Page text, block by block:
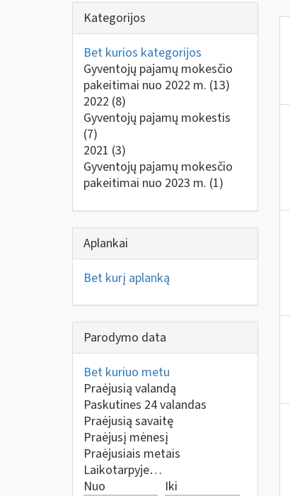
Kategorijos
Bet kurios kategorijos
Gyventojų pajamų mokesčio
pakeitimai nuo 2022 m. (13)
2022 (8)
Gyventojų pajamų mokestis
(7)
2021 (3)
Gyventojų pajamų mokesčio
pakeitimai nuo 2023 m. (1)
Aplankai
Bet kurį aplanką
Parodymo data
Bet kuriuo metu
Praėjusią valandą
Paskutines 24 valandas
Praėjusią savaitę
Praėjusį mėnesį
Praėjusiais metais
Laikotarpyje…
Nuo
Iki